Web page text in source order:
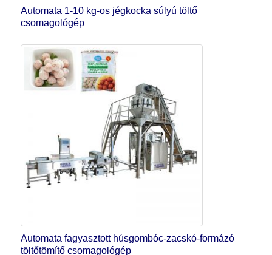
Automata 1-10 kg-os jégkocka súlyú töltő
csomagológép
Automata fagyasztott húsgombóc-zacskó-formázó
töltőtömítő csomagológép